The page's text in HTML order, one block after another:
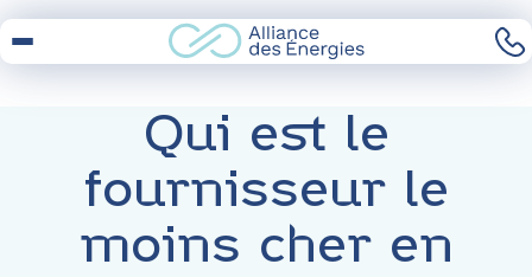
to
Qui est le
fournisseur le
moins cher en